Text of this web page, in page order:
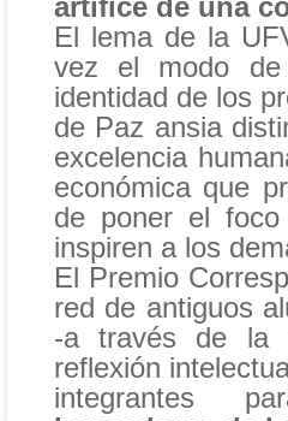
El lema de la
vez el modo
identidad de los
de Paz ansia
excelencia
económica que
de poner el foco
inspiren a los
El Premio
red de antiguos
-a través de la
reflexión
integrantes